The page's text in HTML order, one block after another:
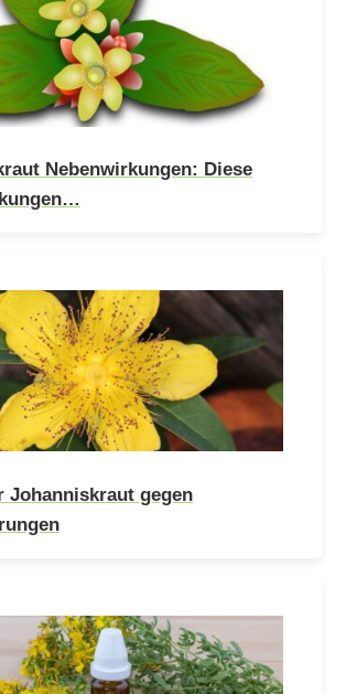
Nebenwirkungen: Diese
Johanniskraut gegen